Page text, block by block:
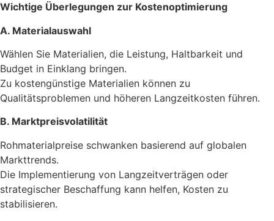
Wichtige Überlegungen zur Kostenoptimierung
A. Materialauswahl
Wählen Sie Materialien, die Leistung, Haltbarkeit und
Budget in Einklang bringen.
Zu kostengünstige Materialien können zu
Qualitätsproblemen und höheren Langzeitkosten führen.
B. Marktpreisvolatilität
Rohmaterialpreise schwanken basierend auf globalen
Markttrends.
Die Implementierung von Langzeitverträgen oder
strategischer Beschaffung kann helfen, Kosten zu
stabilisieren.